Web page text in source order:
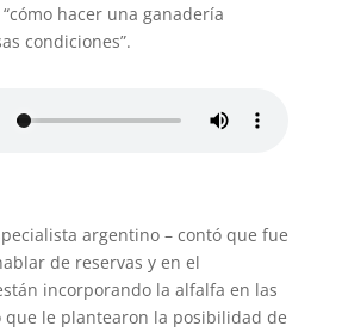
hacer una ganadería
condiciones”.
argentino – contó que fue
de reservas y en el
incorporando la alfalfa en las
que le plantearon la posibilidad de